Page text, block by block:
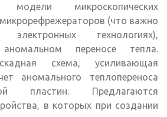
модели микроскопических
(что важно
технологиях),
переносе тепла.
схема, усиливающая
аномального теплопереноса
пластин. Предлагаются
в которых при создании